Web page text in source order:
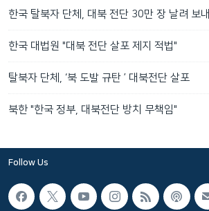
한국 탈북자 단체, 대북 전단 30만 장 날려 보내
한국 대법원 "대북 전단 살포 제지 적법"
탈북자 단체, ‘북 도발 규탄 ’ 대북전단 살포
북한 "한국 정부, 대북전단 방치 무책임"
Follow Us